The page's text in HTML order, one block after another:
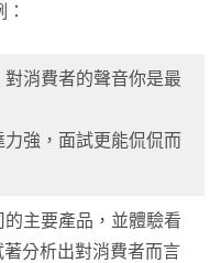
消費者的聲音你是最
強，面試更能侃侃而
主要產品，並體驗看
分析出對消費者而言